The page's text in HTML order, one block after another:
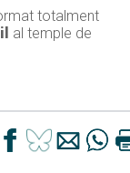
totalment
al temple de